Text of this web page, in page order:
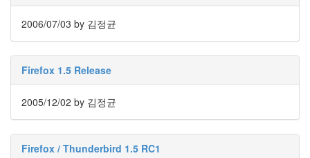
2006/07/03 by 김정균
Firefox 1.5 Release
2005/12/02 by 김정균
Firefox / Thunderbird 1.5 RC1
표
L10N
iPutty
AnNyung
여
우